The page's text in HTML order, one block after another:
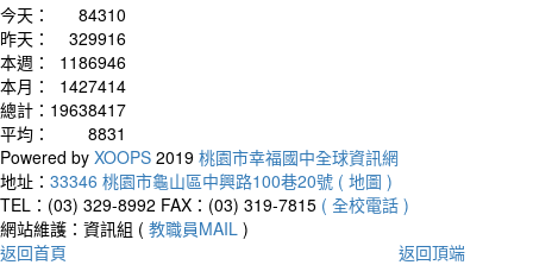
今天：
84310
昨天：
329916
本週：
1186946
本月：
1427414
總計： 19638417
平均：
8831
Powered by XOOPS 2019 桃園市幸福國中全球資訊網
地址： 33346 桃園市龜山區中興路100巷20號 ( 地圖 )
TEL：(03) 329-8992 FAX：(03) 319-7815 ( 全校電話 )
網站維護：資訊組 ( 教職員MAIL )
返回首頁
返回頂端